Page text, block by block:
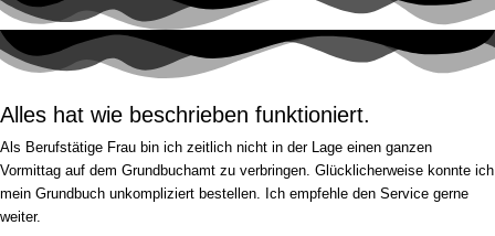
Alles hat wie beschrieben funktioniert.
Als Berufstätige Frau bin ich zeitlich nicht in der Lage einen ganzen
Vormittag auf dem Grundbuchamt zu verbringen. Glücklicherweise konnte ich
mein Grundbuch unkompliziert bestellen. Ich empfehle den Service gerne
weiter.